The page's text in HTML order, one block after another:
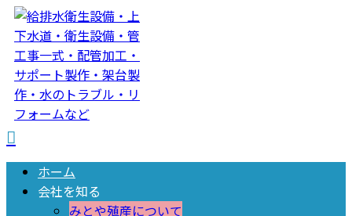
ホーム
会社を知る
みとや殖産について